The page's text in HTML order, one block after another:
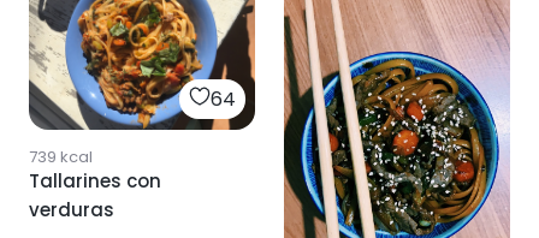
64
739 kcal
Tallarines con
verduras